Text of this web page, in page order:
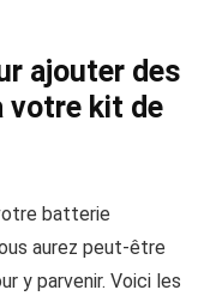
ajouter des
votre kit de
batterie
aurez peut-être
y parvenir. Voici les